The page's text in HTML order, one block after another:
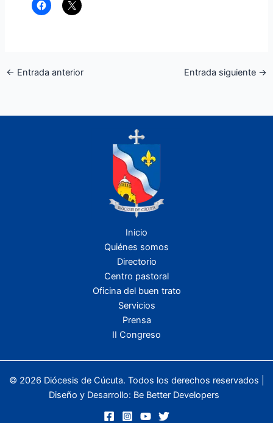
← Entrada anterior Entrada siguiente →
Inicio
Quiénes somos
Directorio
Centro pastoral
Oficina del buen trato
Servicios
Prensa
II Congreso
© 2026 Diócesis de Cúcuta. Todos los derechos reservados |
Diseño y Desarrollo: Be Better Developers